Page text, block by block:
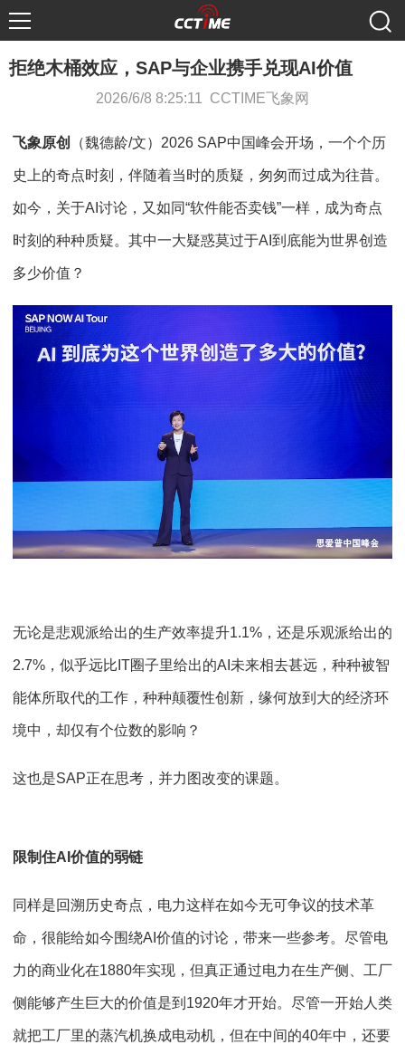
拒绝木桶效应，SAP与企业携手兑现AI价值
2026/6/8 8:25:11 CCTIME飞象网
飞象原创 （魏德龄/文）2026 SAP中国峰会开场，一个个历
史上的奇点时刻，伴随着当时的质疑，匆匆而过成为往昔。
如今，关于AI讨论，又如同“软件能否卖钱”一样，成为奇点
时刻的种种质疑。其中一大疑惑莫过于AI到底能为世界创造
多少价值？
无论是悲观派给出的生产效率提升1.1%，还是乐观派给出的
2.7%，似乎远比IT圈子里给出的AI未来相去甚远，种种被智
能体所取代的工作，种种颠覆性创新，缘何放到大的经济环
境中，却仅有个位数的影响？
这也是SAP正在思考，并力图改变的课题。
限制住AI价值的弱链
同样是回溯历史奇点，电力这样在如今无可争议的技术革
命，很能给如今围绕AI价值的讨论，带来一些参考。尽管电
力的商业化在1880年实现，但真正通过电力在生产侧、工厂
侧能够产生巨大的价值是到1920年才开始。尽管一开始人类
就把工厂里的蒸汽机换成电动机，但在中间的40年中，还要